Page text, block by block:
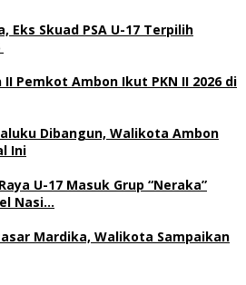
Eks Skuad PSA U-17 Terpilih
II Pemkot Ambon Ikut PKN II 2026 di
Dibangun, Walikota Ambon
Ini
U-17 Masuk Grup “Neraka”
Nasi…
Mardika, Walikota Sampaikan